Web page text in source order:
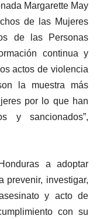
Margarette May
de las Mujeres
de las Personas
continua y
actos de violencia
la muestra más
por lo que han
y sancionados”,
a adoptar
prevenir, investigar,
y acto de
con su